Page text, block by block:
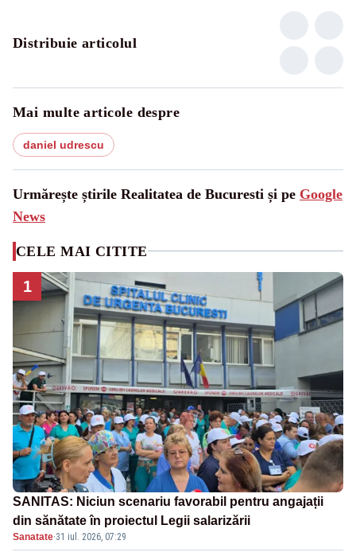
Distribuie articolul
Mai multe articole despre
daniel udrescu
Urmărește știrile Realitatea de Bucuresti și pe Google
News
CELE MAI CITITE
1
SANITAS: Niciun scenariu favorabil pentru angajații
din sănătate în proiectul Legii salarizării
Sanatate·31 iul. 2026, 07:29